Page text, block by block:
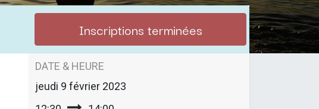
Inscriptions terminées
DATE & HEURE
jeudi 9 février 2023